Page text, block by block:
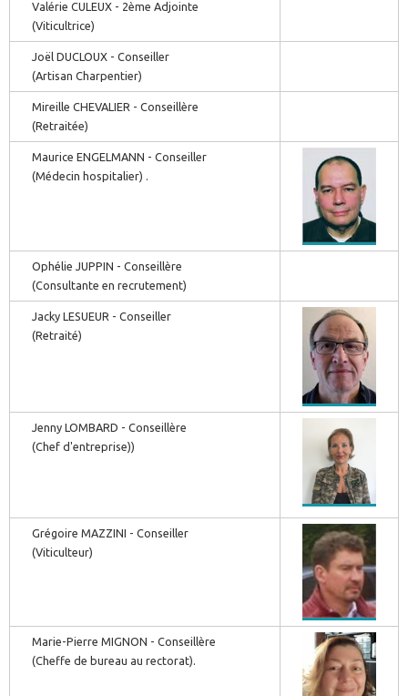
Valérie CULEUX - 2ème Adjointe
(Viticultrice)
Joël DUCLOUX - Conseiller
(Artisan Charpentier)
Mireille CHEVALIER - Conseillère
(Retraitée)
Maurice ENGELMANN - Conseiller
(Médecin hospitalier) .
Ophélie JUPPIN - Conseillère
(Consultante en recrutement)
Jacky LESUEUR - Conseiller
(Retraité)
Jenny LOMBARD - Conseillère
(Chef d'entreprise))
Grégoire MAZZINI - Conseiller
(Viticulteur)
Marie-Pierre MIGNON - Conseillère
(Cheffe de bureau au rectorat).